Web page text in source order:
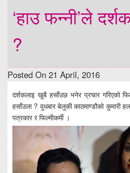
‘हाउ फन्नी’ले
?
Posted On 21 April, 2016
दर्शकलाइ खुबै हसाँउछ भनेर प्रचार गरिएको
हसाँउला ? वुधबार बेलुकी काठमाण्डौको कुमारी
पत्रकार र फिल्मीकर्मी ।